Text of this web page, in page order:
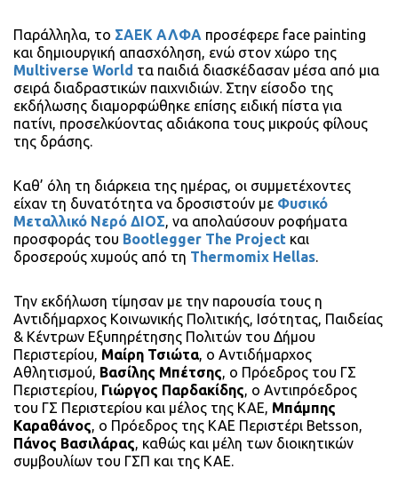
Παράλληλα, το ΣΑΕΚ ΑΛΦΑ προσέφερε face painting
και δημιουργική απασχόληση, ενώ στον χώρο της
Multiverse World τα παιδιά διασκέδασαν μέσα από μια
σειρά διαδραστικών παιχνιδιών. Στην είσοδο της
εκδήλωσης διαμορφώθηκε επίσης ειδική πίστα για
πατίνι, προσελκύοντας αδιάκοπα τους μικρούς φίλους
της δράσης.
Καθ’ όλη τη διάρκεια της ημέρας, οι συμμετέχοντες
είχαν τη δυνατότητα να δροσιστούν με Φυσικό
Μεταλλικό Νερό ΔΙΟΣ, να απολαύσουν ροφήματα
προσφοράς του Bootlegger The Project και
δροσερούς χυμούς από τη Thermomix Hellas.
Την εκδήλωση τίμησαν με την παρουσία τους η
Αντιδήμαρχος Κοινωνικής Πολιτικής, Ισότητας, Παιδείας
& Κέντρων Εξυπηρέτησης Πολιτών του Δήμου
Περιστερίου, Μαίρη Τσιώτα, ο Αντιδήμαρχος
Αθλητισμού, Βασίλης Μπέτσης, ο Πρόεδρος του ΓΣ
Περιστερίου, Γιώργος Παρδακίδης, ο Αντιπρόεδρος
του ΓΣ Περιστερίου και μέλος της ΚΑΕ, Μπάμπης
Καραθάνος, ο Πρόεδρος της ΚΑΕ Περιστέρι Betsson,
Πάνος Βασιλάρας, καθώς και μέλη των διοικητικών
συμβουλίων του ΓΣΠ και της ΚΑΕ.